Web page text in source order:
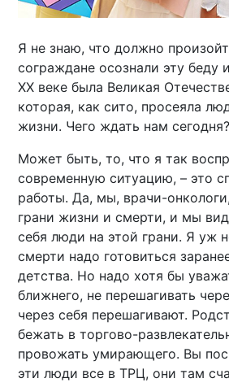
Я не знаю, что должно
сограждане осознали эту беду
XX веке была Великая
которая, как сито, просеяла
жизни. Чего ждать нам сегодня?
Может быть, то, что я так
современную ситуацию, – это
работы. Да, мы, врачи-
грани жизни и смерти, и мы
себя люди на этой грани. Я уж
смерти надо готовиться
детства. Но надо хотя бы
ближнего, не перешагивать
через себя перешагивают.
бежать в торгово-
провожать умирающего. Вы
эти люди все в ТРЦ, они там